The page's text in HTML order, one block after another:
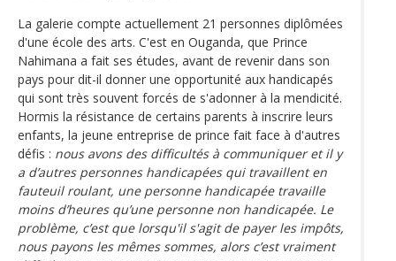
La galerie compte actuellement 21 personnes diplômées
d'une école des arts. C'est en Ouganda, que Prince
Nahimana a fait ses études, avant de revenir dans son
pays pour dit-il donner une opportunité aux handicapés
qui sont très souvent forcés de s'adonner à la mendicité.
Hormis la résistance de certains parents à inscrire leurs
enfants, la jeune entreprise de prince fait face à d'autres
défis : nous avons des difficultés à communiquer et il y
a d’autres personnes handicapées qui travaillent en
fauteuil roulant, une personne handicapée travaille
moins d’heures qu’une personne non handicapée. Le
problème, c’est que lorsqu'il s'agit de payer les impôts,
nous payons les mêmes sommes, alors c’est vraiment